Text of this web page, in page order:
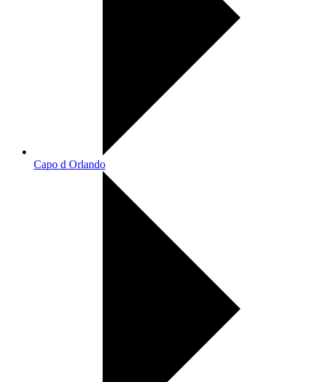
Capo d Orlando